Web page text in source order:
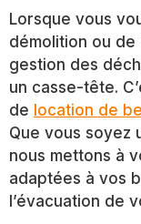
Lorsque vous
démolition ou de
gestion des
un casse-tête.
de location de
Que vous soyez
nous mettons à
adaptées à vos
l’évacuation de